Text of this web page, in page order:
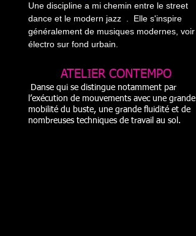
Une discipline a mi chemin entre le street
dance et le modern jazz . Elle s'inspire
généralement de musiques modernes, voir
électro sur fond urbain.
ATELIER CONTEMPO
​​ Danse qui se distingue notamment par
l’exécution de mouvements avec une grande
mobilité du buste, une grande fluidité et de
nombreuses techniques de travail au sol.